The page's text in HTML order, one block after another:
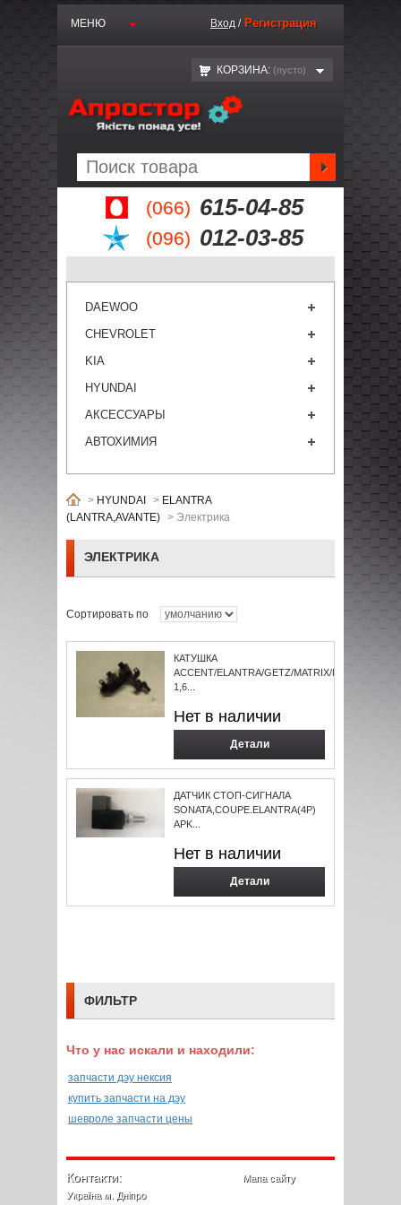
(066) 615-04-85
(096) 012-03-85
МЕНЮ Вход / Регистрация
КОРЗИНА: (пустo)
DAEWOO
CHEVROLET
KIA
HYUNDAI
АКСЕССУАРЫ
АВТОХИМИЯ
> HYUNDAI > ELANTRA
(LANTRA,AVANTE) > Электрика
ЭЛЕКТРИКА
Сортировать по
КАТУШКА
ACCENT/ELANTRA/GETZ/MATRIX/RIO/CERATO
1,6...
Нет в наличии
Детали
ДАТЧИК СТОП-СИГНАЛА
SONATA,COUPE.ELANTRA(4P)
APK...
Нет в наличии
Детали
ФИЛЬТР
Что у нас искали и находили:
запчасти дэу нексия
купить запчасти на дэу
шевроле запчасти цены
Контакти:
Україна м. Дніпро
Мапа сайту